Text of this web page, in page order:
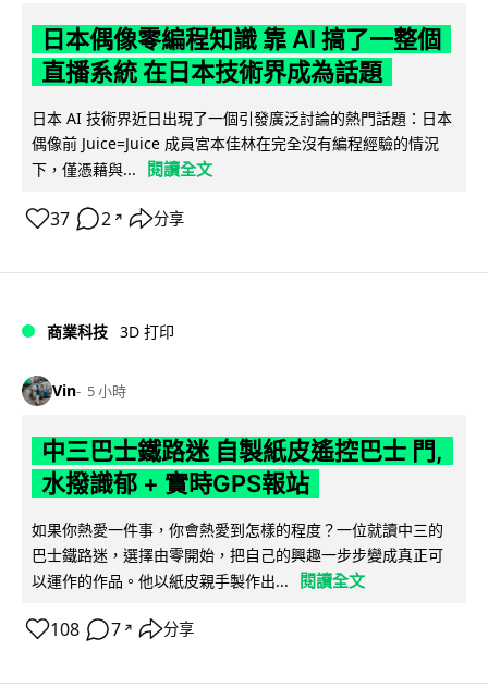
日本偶像零編程知識 靠 AI 搞了一整個
直播系統 在日本技術界成為話題
日本 AI 技術界近日出現了一個引發廣泛討論的熱門話題：日本
偶像前 Juice=Juice 成員宮本佳林在完全沒有編程經驗的情況
下，僅憑藉與...
閱讀全文
37 2 ↗ 分享
商業科技 3D 打印
Vin 5 小時
中三巴士鐵路迷 自製紙皮遙控巴士 門,
水撥識郁 + 實時GPS報站
如果你熱愛一件事，你會熱愛到怎樣的程度？一位就讀中三的
巴士鐵路迷，選擇由零開始，把自己的興趣一步步變成真正可
以運作的作品。他以紙皮親手製作出...
閱讀全文
108 7 ↗ 分享